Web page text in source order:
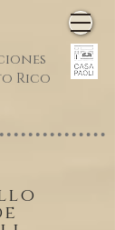
Rico